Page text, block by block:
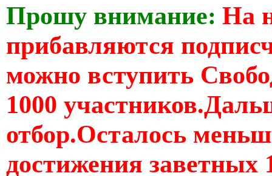
Прошу внимание: На
прибавляются
можно вступить
1000
отбор.Осталось
достижения заветных